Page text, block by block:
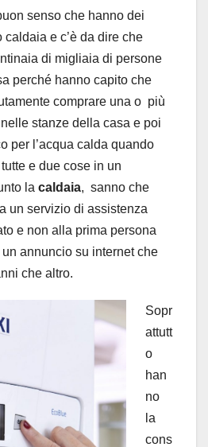
senso che hanno dei
e c’è da dire che
di migliaia di persone
perché hanno capito che
comprare una o più
stanze della casa e poi
per l’acqua calda quando
e due cose in un
la caldaia, sanno che
un servizio di assistenza
e non alla prima persona
annuncio su internet che
che altro.
Sopr
attutt
o
han
no
la
cons